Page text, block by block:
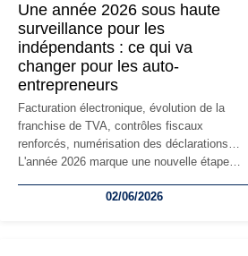
siège social répond souvent à une nouvelle
étape de la vie de l'entreprise et implique
plusieurs formalités obligatoires.
Une année 2026 sous haute
surveillance pour les
indépendants : ce qui va
changer pour les auto-
entrepreneurs
Facturation électronique, évolution de la
franchise de TVA, contrôles fiscaux
renforcés, numérisation des déclarations…
L'année 2026 marque une nouvelle étape
travailleurs indépendants. Si le régime de la
02/06/2026